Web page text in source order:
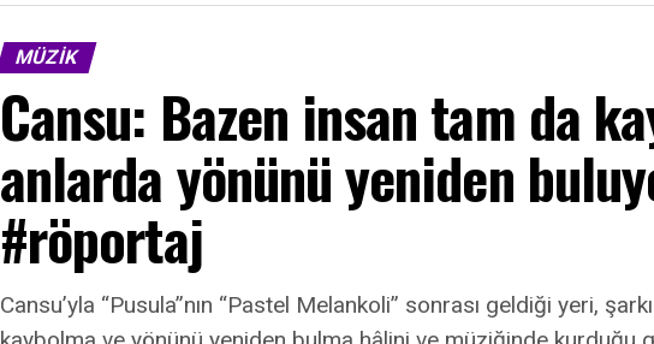
MÜZIK
Cansu: Bazen insan tam da
anlarda yönünü yeniden
#röportaj
Cansu’yla “Pusula”nın “Pastel Melankoli” sonrası geldiği yeri,